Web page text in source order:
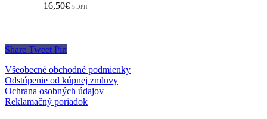
16,50€ S DPH
Share Tweet Pin
Všeobecné obchodné podmienky
Odstúpenie od kúpnej zmluvy
Ochrana osobných údajov
Reklamačný poriadok